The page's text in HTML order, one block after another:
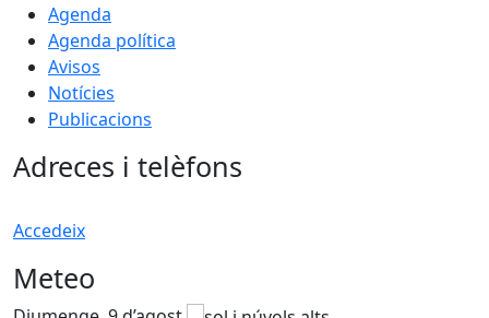
Agenda
Agenda política
Avisos
Notícies
Publicacions
Adreces i telèfons
Accedeix
Meteo